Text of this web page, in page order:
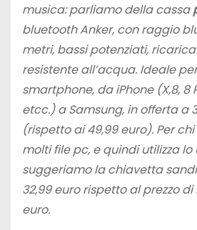
musica: parliamo della cassa
bluetooth Anker, con raggio
metri, bassi potenziati,
resistente all’acqua. Ideale
smartphone, da iPhone (X,8, 8
etcc.) a Samsung, in offerta a
(rispetto ai 49,99 euro). Per
molti file pc, e quindi utilizza lo
suggeriamo la chiavetta
32,99 euro rispetto al prezzo
euro.